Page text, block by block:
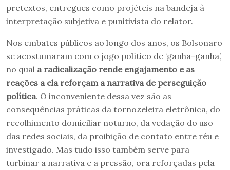
pretextos, entregues como projéteis na bandeja à
interpretação subjetiva e punitivista do relator.
Nos embates públicos ao longo dos anos, os Bolsonaro
se acostumaram com o jogo político de ‘ganha-ganha’,
no qual a radicalização rende engajamento e as
reações a ela reforçam a narrativa de perseguição
política. O inconveniente dessa vez são as
consequências práticas da tornozeleira eletrônica, do
recolhimento domiciliar noturno, da vedação do uso
das redes sociais, da proibição de contato entre réu e
investigado. Mas tudo isso também serve para
turbinar a narrativa e a pressão, ora reforçadas pela